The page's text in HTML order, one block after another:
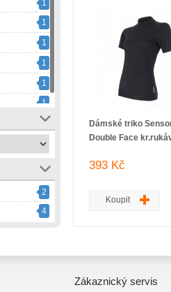
1
1
1
1
1
1
2
4
Dámské triko
Double Face
393 Kč
Koupit
Zákaznický servis